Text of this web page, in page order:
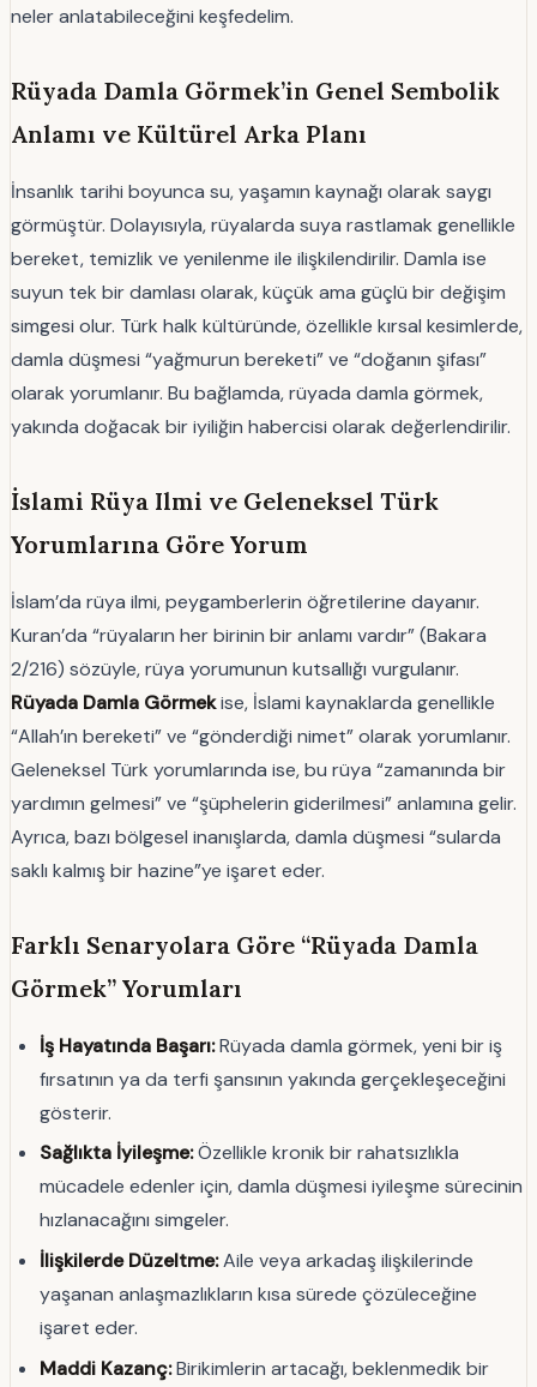
neler anlatabileceğini keşfedelim.
Rüyada Damla Görmek’in Genel Sembolik
Anlamı ve Kültürel Arka Planı
İnsanlık tarihi boyunca su, yaşamın kaynağı olarak saygı
görmüştür. Dolayısıyla, rüyalarda suya rastlamak genellikle
bereket, temizlik ve yenilenme ile ilişkilendirilir. Damla ise
suyun tek bir damlası olarak, küçük ama güçlü bir değişim
simgesi olur. Türk halk kültüründe, özellikle kırsal kesimlerde,
damla düşmesi “yağmurun bereketi” ve “doğanın şifası”
olarak yorumlanır. Bu bağlamda, rüyada damla görmek,
yakında doğacak bir iyiliğin habercisi olarak değerlendirilir.
İslami Rüya Ilmi ve Geleneksel Türk
Yorumlarına Göre Yorum
İslam’da rüya ilmi, peygamberlerin öğretilerine dayanır.
Kuran’da “rüyaların her birinin bir anlamı vardır” (Bakara
2/216) sözüyle, rüya yorumunun kutsallığı vurgulanır.
Rüyada Damla Görmekise, İslami kaynaklarda genellikle
“Allah’ın bereketi” ve “gönderdiği nimet” olarak yorumlanır.
Geleneksel Türk yorumlarında ise, bu rüya “zamanında bir
yardımın gelmesi” ve “şüphelerin giderilmesi” anlamına gelir.
Ayrıca, bazı bölgesel inanışlarda, damla düşmesi “sularda
saklı kalmış bir hazine”ye işaret eder.
Farklı Senaryolara Göre “Rüyada Damla
Görmek” Yorumları
İş Hayatında Başarı:Rüyada damla görmek, yeni bir iş
fırsatının ya da terfi şansının yakında gerçekleşeceğini
gösterir.
Sağlıkta İyileşme:Özellikle kronik bir rahatsızlıkla
mücadele edenler için, damla düşmesi iyileşme sürecinin
hızlanacağını simgeler.
İlişkilerde Düzeltme:Aile veya arkadaş ilişkilerinde
yaşanan anlaşmazlıkların kısa sürede çözüleceğine
işaret eder.
Maddi Kazanç:Birikimlerin artacağı, beklenmedik bir